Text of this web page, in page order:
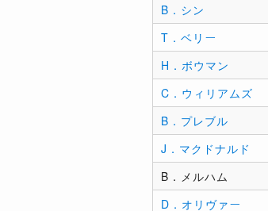
B．シン
T．ベリー
H．ボウマン
C．ウィリアムズ
B．プレブル
J．マクドナルド
B．メルハム
D．オリヴァー